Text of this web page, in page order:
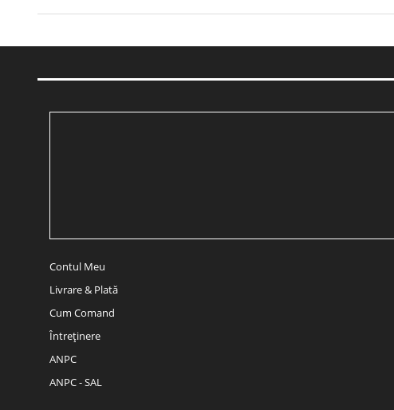
Contul Meu
Livrare & Plată
Cum Comand
Întreținere
ANPC
ANPC - SAL